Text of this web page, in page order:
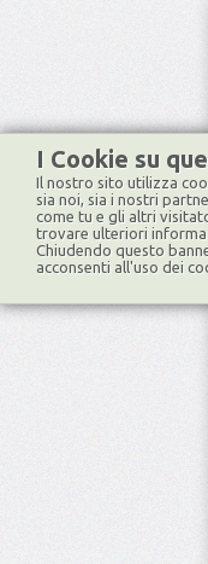
I Cookie su
Il nostro sito utilizza
sia noi, sia i nostri
come tu e gli altri
trovare ulteriori
Chiudendo questo
acconsenti all'uso dei